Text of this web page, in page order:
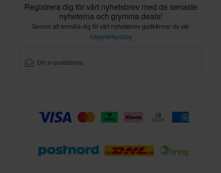
Registrera dig för vårt nyhetsbrev med de senaste
nyheterna och grymma deals!
Genom att anmäla dig till vårt nyhetsbrev godkänner du vår
Integritetspolicy